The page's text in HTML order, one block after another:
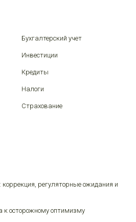
Бухгалтерский учет
Инвестиции
Кредиты
Налоги
Страхование
регуляторные ожидания и
к осторожному оптимизму